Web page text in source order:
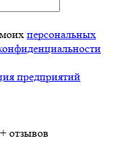
персональных
предприятий
отзывов